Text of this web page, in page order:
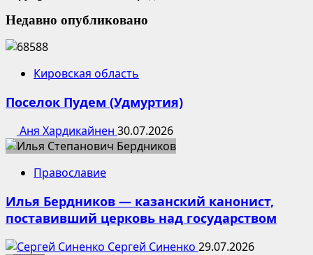
Недавно опубликовано
Кировская область
Поселок Пудем (Удмуртия)
Аня Хардикайнен 30.07.2026
Православие
Илья Бердников — казанский канонист,
поставивший церковь над государством
Сергей Синенко 29.07.2026